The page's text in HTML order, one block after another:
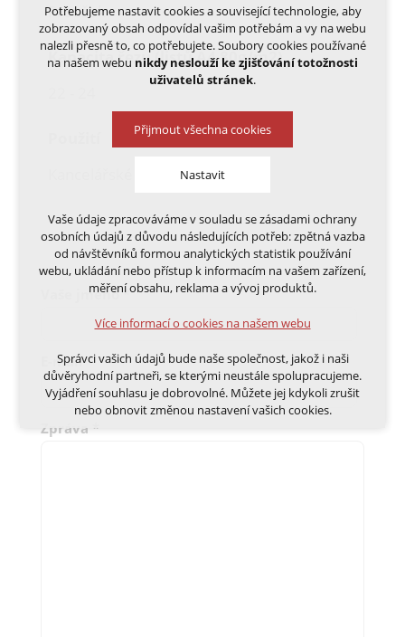
Proužek
Kapacita řezu (listů A4 80g/m2)
Vaše jméno*
E-mail*
Zpráva *
Potřebujeme nastavit cookies a související technologie, aby
zobrazovaný obsah odpovídal vašim potřebám a vy na webu
nalezli přesně to, co potřebujete. Soubory cookies používané
na našem webu nikdy neslouží ke zjišťování totožnosti
uživatelů stránek.
Přijmout všechna cookies
Nastavit
Technická cookies
nutná pro provozování webu
udržení kontextu stránek (session): případná
přihlášení, volby jazyka, apod.
Volitelná cookies
analytická pro anonymizované vyhodnocení
marketingová cookies (Google, Ecomail, Sklik,
Smartsupp, Heureka)
Více informací o cookies na našem webu
Vaše údaje zpracováváme v souladu se zásadami ochrany
osobních údajů z důvodu následujících potřeb: zpětná vazba
od návštěvníků formou analytických statistik používání
webu, ukládání nebo přístup k informacím na vašem zařízení,
měření obsahu, reklama a vývoj produktů.
Více informací o cookies na našem webu
Správci vašich údajů bude naše společnost, jakož i naši
důvěryhodní partneři, se kterými neustále spolupracujeme.
Vyjádření souhlasu je dobrovolné. Můžete jej kdykoli zrušit
nebo obnovit změnou nastavení vašich cookies.